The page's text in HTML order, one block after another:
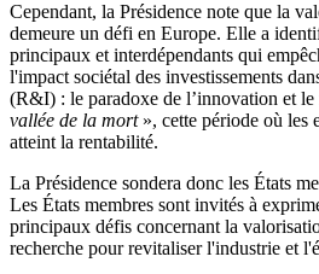
Cependant, la Présidence note que la
demeure un défi en Europe. Elle a
principaux et interdépendants qui
l'impact sociétal des investissements
(R&I) : le paradoxe de l’innovation et le
vallée de la mort », cette période où les
atteint la rentabilité.
La Présidence sondera donc les États
Les États membres sont invités à
principaux défis concernant la
recherche pour revitaliser l'industrie et